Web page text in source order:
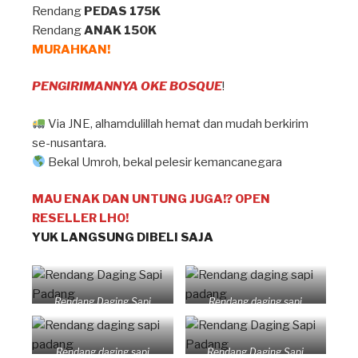
Rendang PEDAS 175K
RendangANAK 150K
MURAHKAN!
PENGIRIMANNYA OKE BOSQUE!
Via JNE, alhamdulillah hemat dan mudah berkirim
se-nusantara.
Bekal Umroh, bekal pelesir kemancanegara
MAU ENAK DAN UNTUNG JUGA!? OPEN
RESELLER LHO!
YUK LANGSUNG DIBELI SAJA
Rendang Daging Sapi
Padang
Rendang daging sapi
padang
Rendang daging sapi
Rendang Daging Sapi